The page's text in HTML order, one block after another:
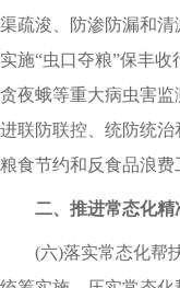
渠疏浚、防渗防漏和清
实施“虫口夺粮”保丰
贪夜蛾等重大病虫害
进联防联控、统防统
粮食节约和反食品浪费
二、推进常态化精
(六)落实常态化帮